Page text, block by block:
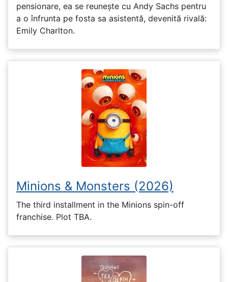
pensionare, ea se reunește cu Andy Sachs pentru
a o înfrunta pe fosta sa asistentă, devenită rivală:
Emily Charlton.
Minions & Monsters (2026)
The third installment in the Minions spin-off
franchise. Plot TBA.